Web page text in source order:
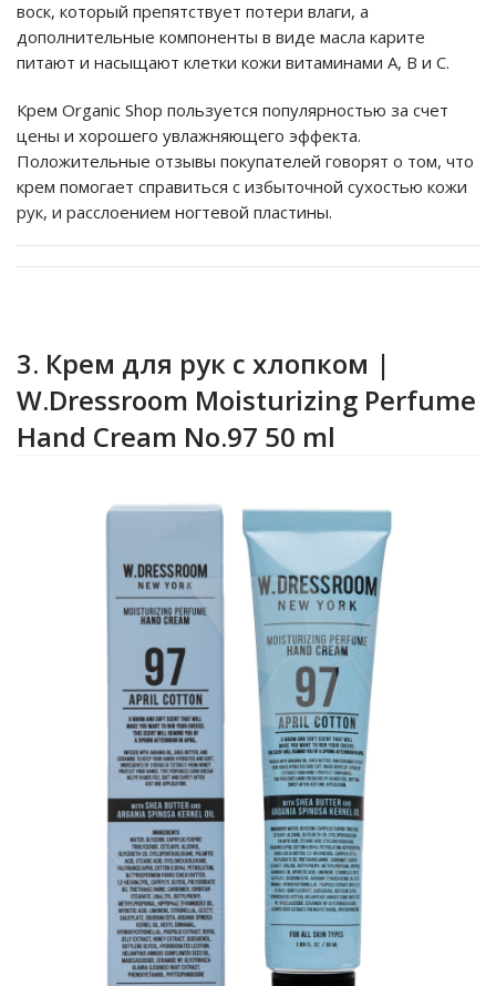
воск, который препятствует потери влаги, а
дополнительные компоненты в виде масла карите
питают и насыщают клетки кожи витаминами А, В и С.
Крем Organic Shop пользуется популярностью за счет
цены и хорошего увлажняющего эффекта.
Положительные отзывы покупателей говорят о том, что
крем помогает справиться с избыточной сухостью кожи
рук, и расслоением ногтевой пластины.
3. Крем для рук с хлопком |
W.Dressroom Moisturizing Perfume
Hand Cream No.97 50 ml